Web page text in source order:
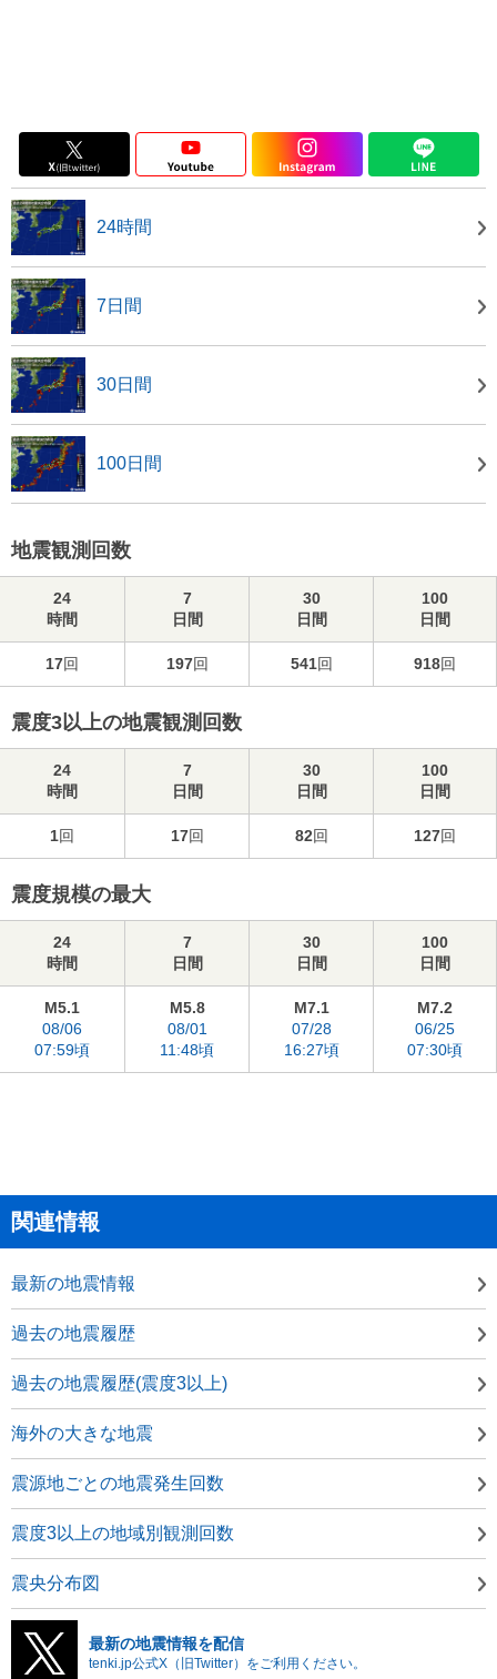
24時間
7日間
30日間
100日間
地震観測回数
24
時間
7
日間
30
日間
100
日間
17回 197回 541回 918回
震度3以上の地震観測回数
24
時間
7
日間
30
日間
100
日間
1回 17回 82回 127回
震度規模の最大
24
時間
7
日間
30
日間
100
日間
M5.1
08/06
07:59頃
M5.8
08/01
11:48頃
M7.1
07/28
16:27頃
M7.2
06/25
07:30頃
関連情報
最新の地震情報
過去の地震履歴
過去の地震履歴(震度3以上)
海外の大きな地震
震源地ごとの地震発生回数
震度3以上の地域別観測回数
震央分布図
最新の地震情報を配信
tenki.jp公式X（旧Twitter）をご利用ください。